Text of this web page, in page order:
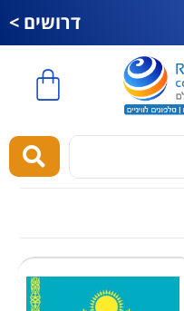
דרושים >